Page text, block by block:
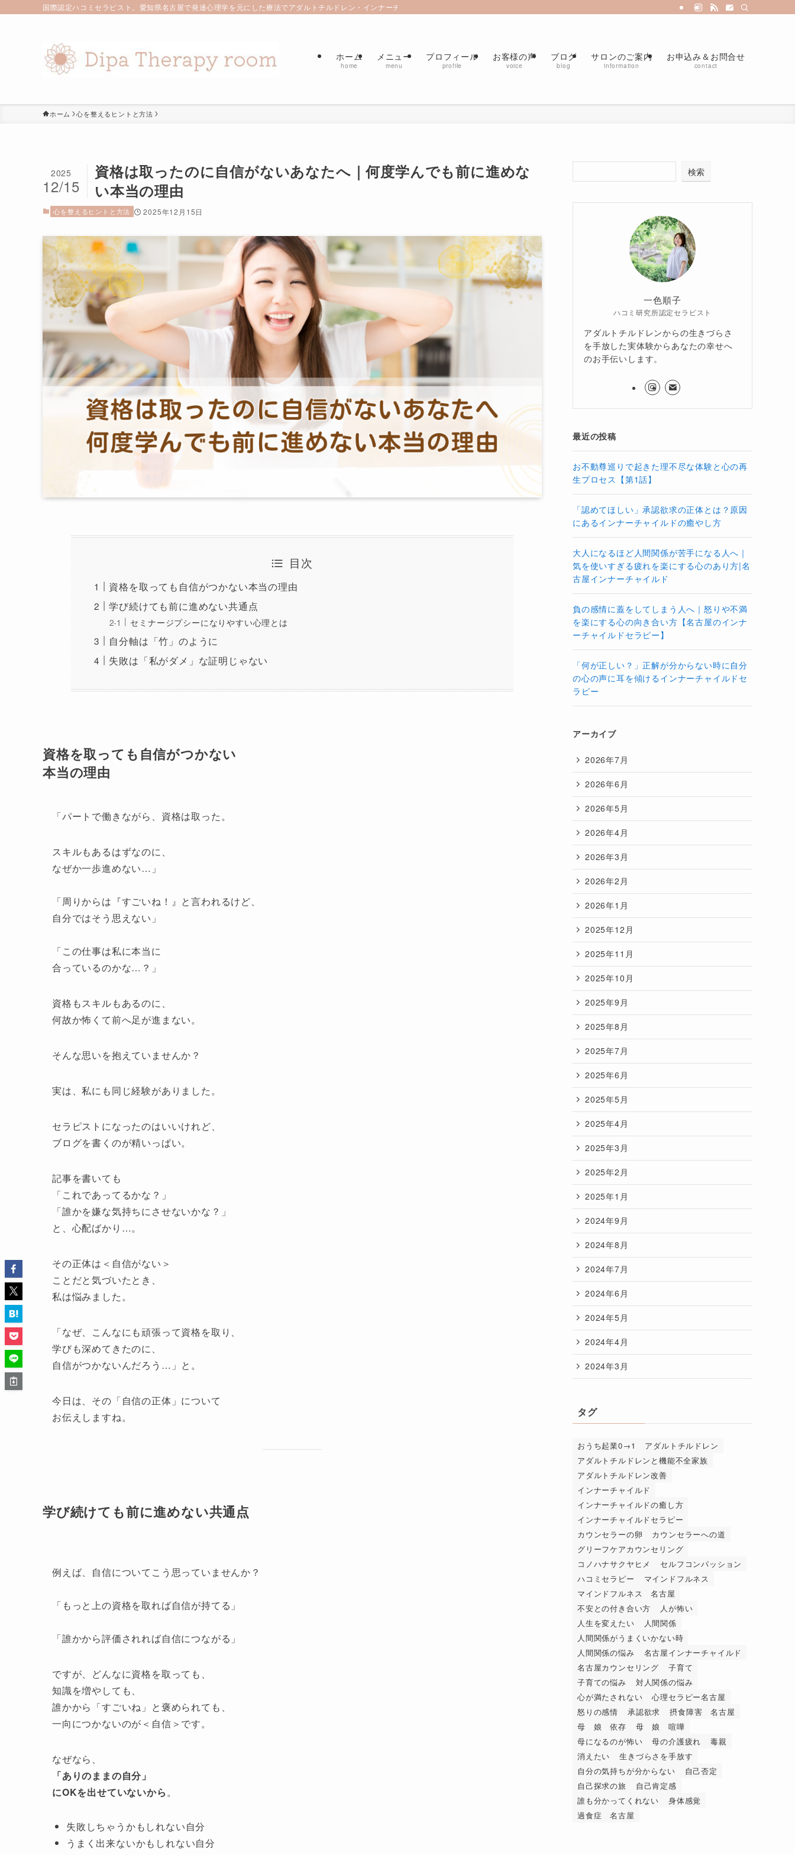
国際認定ハコミセラピスト。愛知県名古屋で発達心理学を元にした療法でアダルトチルドレン・インナーチャイルド癒すセラピールーム | 自宅サロン・インナーチャイルドカウンセリング・アダルトチルドレン克服なら名古
ホーム
home
メニュー
menu
プロフィール
profile
お客様の声
voice
ブログ
blog
サロンのご案内
information
お申込み＆お問合せ
contact
ホーム 心を整えるヒントと方法
資格は取ったのに自信がないあなたへ｜何度学んでも前に進めな
い本当の理由
2025
12/15
心を整えるヒントと方法 2025年12月15日
目次
資格を取っても自信がつかない本当の理由
学び続けても前に進めない共通点
セミナージプシーになりやすい心理とは
自分軸は「竹」のように
失敗は「私がダメ」な証明じゃない
資格を取っても自信がつかない
本当の理由
「パートで働きながら、資格は取った。
スキルもあるはずなのに、
なぜか一歩進めない…」
「周りからは『すごいね！』と言われるけど、
自分ではそう思えない」
「この仕事は私に本当に
合っているのかな…？」
資格もスキルもあるのに、
何故か怖くて前へ足が進まない。
そんな思いを抱えていませんか？
実は、私にも同じ経験がありました。
セラピストになったのはいいけれど、
ブログを書くのが精いっぱい。
記事を書いても
「これであってるかな？」
「誰かを嫌な気持ちにさせないかな？」
と、心配ばかり…。
その正体は＜自信がない＞
ことだと気づいたとき、
私は悩みました。
「なぜ、こんなにも頑張って資格を取り、
学びも深めてきたのに、
自信がつかないんだろう…」と。
今日は、その「自信の正体」について
お伝えしますね。
学び続けても前に進めない共通点
例えば、自信についてこう思っていませんか？
「もっと上の資格を取れば自信が持てる」
「誰かから評価されれば自信につながる」
ですが、どんなに資格を取っても、
知識を増やしても、
誰かから「すごいね」と褒められても、
一向につかないのが＜自信＞です。
なぜなら、
「ありのままの自分」
にOKを出せていないから。
失敗しちゃうかもしれない自分
うまく出来ないかもしれない自分
検索
一色順子
ハコミ研究所認定セラピスト
アダルトチルドレンからの生きづらさ
を手放した実体験からあなたの幸せへ
のお手伝いします。
最近の投稿
お不動尊巡りで起きた理不尽な体験と心の再
生プロセス【第1話】
「認めてほしい」承認欲求の正体とは？原因
にあるインナーチャイルドの癒やし方
大人になるほど人間関係が苦手になる人へ｜
気を使いすぎる疲れを楽にする心のあり方|名
古屋インナーチャイルド
負の感情に蓋をしてしまう人へ｜怒りや不満
を楽にする心の向き合い方【名古屋のインナ
ーチャイルドセラピー】
「何が正しい？」正解が分からない時に自分
の心の声に耳を傾けるインナーチャイルドセ
ラピー
アーカイブ
2026年7月
2026年6月
2026年5月
2026年4月
2026年3月
2026年2月
2026年1月
2025年12月
2025年11月
2025年10月
2025年9月
2025年8月
2025年7月
2025年6月
2025年5月
2025年4月
2025年3月
2025年2月
2025年1月
2024年9月
2024年8月
2024年7月
2024年6月
2024年5月
2024年4月
2024年3月
タグ
おうち起業0→1
アダルトチルドレン
アダルトチルドレンと機能不全家族
アダルトチルドレン改善
インナーチャイルド
インナーチャイルドの癒し方
インナーチャイルドセラピー
カウンセラーの卵
カウンセラーへの道
グリーフケアカウンセリング
コノハナサクヤヒメ
セルフコンパッション
ハコミセラピー
マインドフルネス
マインドフルネス 名古屋
不安との付き合い方
人が怖い
人生を変えたい
人間関係
人間関係がうまくいかない時
人間関係の悩み
名古屋インナーチャイルド
名古屋カウンセリング
子育て
子育ての悩み
対人関係の悩み
心が満たされない
心理セラピー名古屋
怒りの感情
承認欲求
摂食障害 名古屋
母 娘 依存
母 娘 喧嘩
母になるのが怖い
母の介護疲れ
毒親
消えたい
生きづらさを手放す
自分の気持ちが分からない
自己否定
自己探求の旅
自己肯定感
誰も分かってくれない
身体感覚
過食症 名古屋